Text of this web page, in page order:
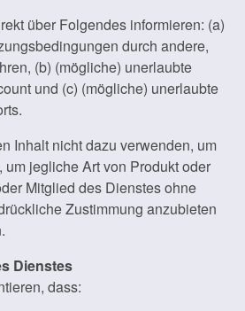
über Folgendes informieren: (a)
durch andere,
(b) (mögliche) unerlaubte
und (c) (mögliche) unerlaubte
Inhalt nicht dazu verwenden, um
um jegliche Art von Produkt oder
Mitglied des Dienstes ohne
Zustimmung anzubieten
Dienstes
dass: